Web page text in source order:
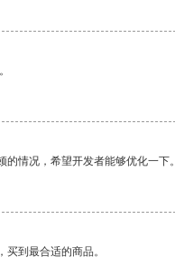
情况，希望开发者能够优化一下。
到最合适的商品。